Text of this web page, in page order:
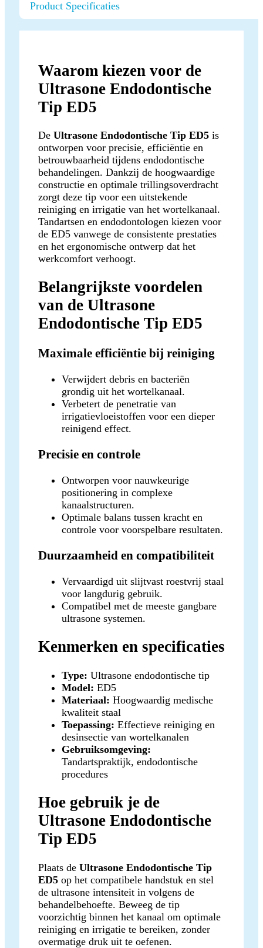
Product Specificaties
Waarom kiezen voor de
Ultrasone Endodontische
Tip ED5
De Ultrasone Endodontische Tip ED5 is
ontworpen voor precisie, efficiëntie en
betrouwbaarheid tijdens endodontische
behandelingen. Dankzij de hoogwaardige
constructie en optimale trillingsoverdracht
zorgt deze tip voor een uitstekende
reiniging en irrigatie van het wortelkanaal.
Tandartsen en endodontologen kiezen voor
de ED5 vanwege de consistente prestaties
en het ergonomische ontwerp dat het
werkcomfort verhoogt.
Belangrijkste voordelen
van de Ultrasone
Endodontische Tip ED5
Maximale efficiëntie bij reiniging
Verwijdert debris en bacteriën
grondig uit het wortelkanaal.
Verbetert de penetratie van
irrigatievloeistoffen voor een dieper
reinigend effect.
Precisie en controle
Ontworpen voor nauwkeurige
positionering in complexe
kanaalstructuren.
Optimale balans tussen kracht en
controle voor voorspelbare resultaten.
Duurzaamheid en compatibiliteit
Vervaardigd uit slijtvast roestvrij staal
voor langdurig gebruik.
Compatibel met de meeste gangbare
ultrasone systemen.
Kenmerken en specificaties
Type: Ultrasone endodontische tip
Model: ED5
Materiaal: Hoogwaardig medische
kwaliteit staal
Toepassing: Effectieve reiniging en
desinsectie van wortelkanalen
Gebruiksomgeving:
Tandartspraktijk, endodontische
procedures
Hoe gebruik je de
Ultrasone Endodontische
Tip ED5
Plaats de Ultrasone Endodontische Tip
ED5 op het compatibele handstuk en stel
de ultrasone intensiteit in volgens de
behandelbehoefte. Beweeg de tip
voorzichtig binnen het kanaal om optimale
reiniging en irrigatie te bereiken, zonder
overmatige druk uit te oefenen.